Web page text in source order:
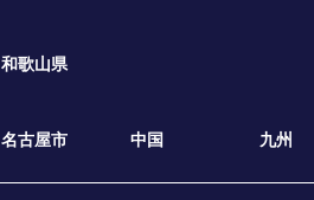
和歌山県
名古屋市 中国 九州